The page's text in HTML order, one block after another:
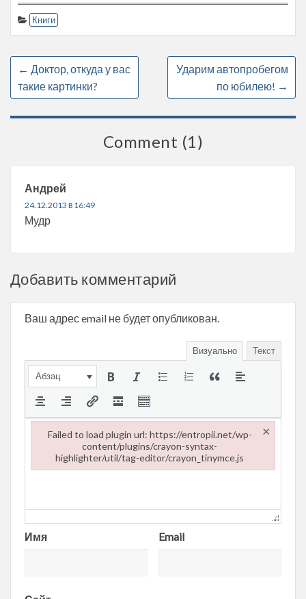
Книги
← Доктор, откуда у вас
такие картинки?
Ударим автопробегом
по юбилею! →
Comment (1)
Андрей
24.12.2013 в 16:49
Мудр
Добавить комментарий
Ваш адрес email не будет опубликован.
Визуально Текст
Абзац
Имя Email
Failed to load plugin url: https://entropii.net/wp-
content/plugins/crayon-syntax-
highlighter/util/tag-editor/crayon_tinymce.js
×
Failed to load plugin url: https://entropii.net/wp-content/